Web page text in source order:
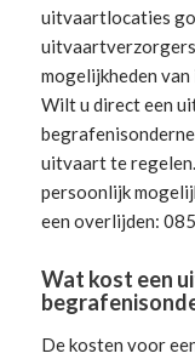
uitvaartlocaties
mogelijkheden
Wilt u direct een
uitvaart te
persoonlijk
een overlijden:
Wat kost een
De kosten voor